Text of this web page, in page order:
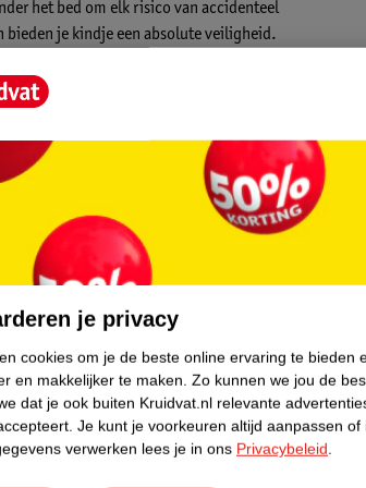
het bed om elk risico van accidenteel
je kindje een absolute veiligheid.
je privacy
cookies om je de beste online ervaring te bieden
en makkelijker te maken. Zo kunnen we jou de
dat je ook buiten Kruidvat.nl relevante
Je kunt je voorkeuren altijd aanpassen of
verwerken lees je in ons Privacybeleid.